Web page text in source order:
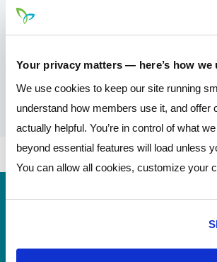
Your privacy matters — here’s how we
We use cookies to keep our site running
understand how members use it, and offer
actually helpful. You’re in control of what
beyond essential features will load unless
You can allow all cookies, customize your
Número de
244077093 (contact